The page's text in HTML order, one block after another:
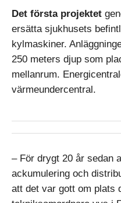
Det första projektet
ersätta sjukhusets
kylmaskiner.
250 meters djup som
mellanrum.
värmeundercentral.
– För drygt 20 år sedan
ackumulering och
att det var gott om plats